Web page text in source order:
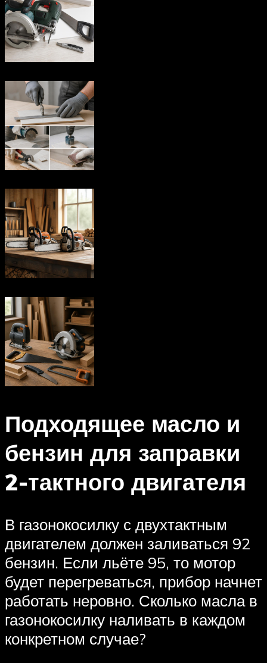
Подходящее масло и
бензин для заправки
2-тактного двигателя
В газонокосилку с двухтактным
двигателем должен заливаться 92
бензин. Если льёте 95, то мотор
будет перегреваться, прибор начнет
работать неровно. Сколько масла в
газонокосилку наливать в каждом
конкретном случае?